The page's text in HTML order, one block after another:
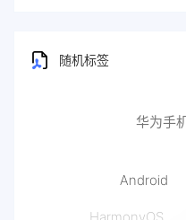
随机标签
HarmonyOS